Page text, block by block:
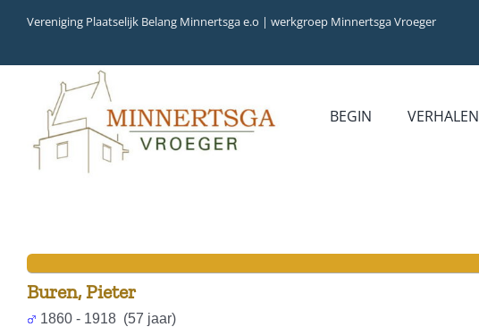
inhoud
Vereniging Plaatselijk Belang Minnertsga e.o | werkgroep Minnertsga Vroeger
BEGIN VERHALEN
Buren, Pieter
1860 - 1918 (57 jaar)